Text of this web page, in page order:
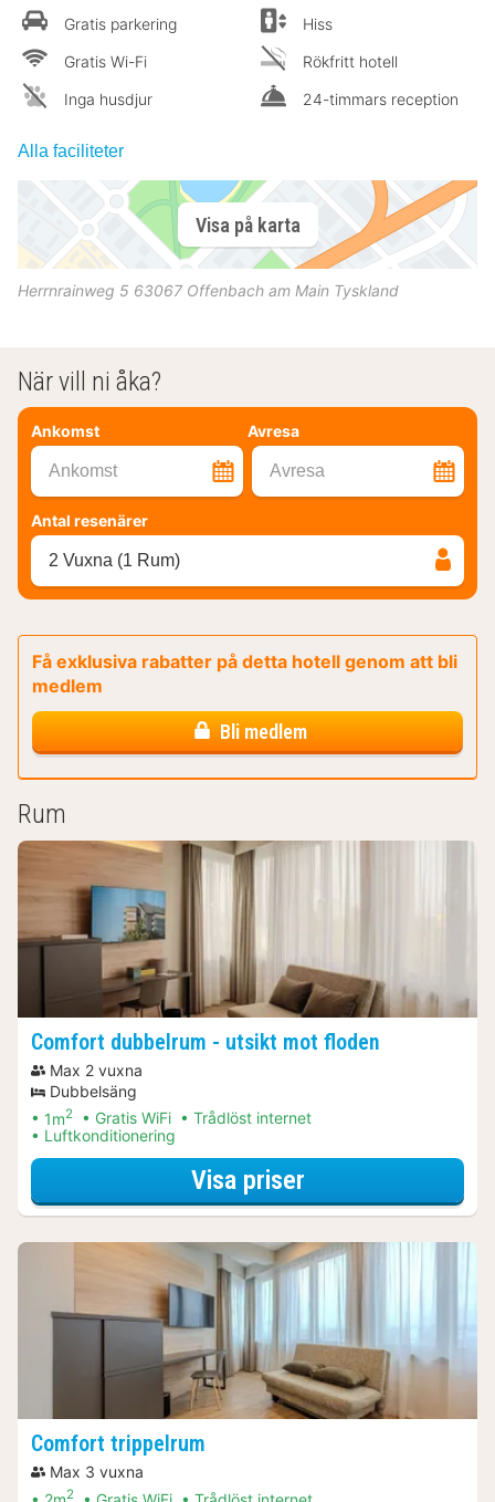
Gratis parkering
Gratis Wi-Fi
Inga husdjur
Hiss
Rökfritt hotell
24-timmars reception
Alla faciliteter
Visa på karta
Herrnrainweg 5 63067 Offenbach am Main Tyskland
När vill ni åka?
Ankomst Avresa
Ankomst Avresa
Antal resenärer
2 Vuxna (1 Rum)
Få exklusiva rabatter på detta hotell genom att bli
medlem
Bli medlem
Rum
Comfort dubbelrum - utsikt mot floden
Max 2 vuxna
Dubbelsäng
1m2 Gratis WiFi
Trådlöst internet
Luftkonditionering
Visa priserför Båtturer &
Comfort trippelrum
Max 3 vuxna
2